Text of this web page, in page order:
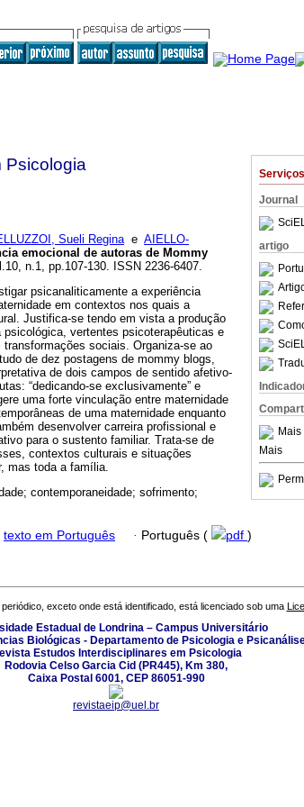
Journal
artigo
Mais
Mais
Psicologia
Sueli Reginae AIELLO-
emocional de autoras de Mommy
n.1, pp.107-130. ISSN 2236-6407.
psicanaliticamente a experiência
em contextos nos quais a
Justifica-se tendo em vista a produção
vertentes psicoterapêuticas e
sociais. Organiza-se ao
de dez postagens de mommy blogs,
de dois campos de sentido afetivo-
“dedicando-se exclusivamente” e
uma forte vinculação entre maternidade
de uma maternidade enquanto
desenvolver carreira profissional e
para o sustento familiar. Trata-se de
contextos culturais e situações
mas toda a família.
contemporaneidade; sofrimento;
texto em Português · Português ( pdf )
exceto onde está identificado, está licenciado sob uma
Estadual de Londrina – Campus Universitário
Biológicas - Departamento de Psicologia e
Estudos Interdisciplinares em Psicologia
Rodovia Celso Garcia Cid (PR445), Km 380,
Caixa Postal 6001, CEP 86051-990
revistaeip@uel.br